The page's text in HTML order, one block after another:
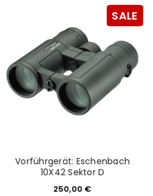
SALE
Vorführgerät: Eschenbach
10X42 Sektor D
250,00€